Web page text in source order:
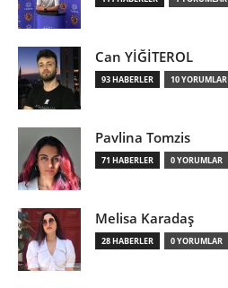
Can YİĞİTEROL
93 HABERLER 10 YORUMLAR
Pavlina Tomzis
71 HABERLER 0 YORUMLAR
Melisa Karadaş
28 HABERLER 0 YORUMLAR